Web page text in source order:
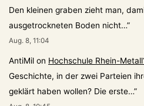
Den kleinen graben zieht man,
ausgetrockneten Boden nicht…”
Aug. 8, 11:04
AntiMil on Hochschule Rhein-
Geschichte, in der zwei Parteien
geklärt haben wollen? Die erste…”